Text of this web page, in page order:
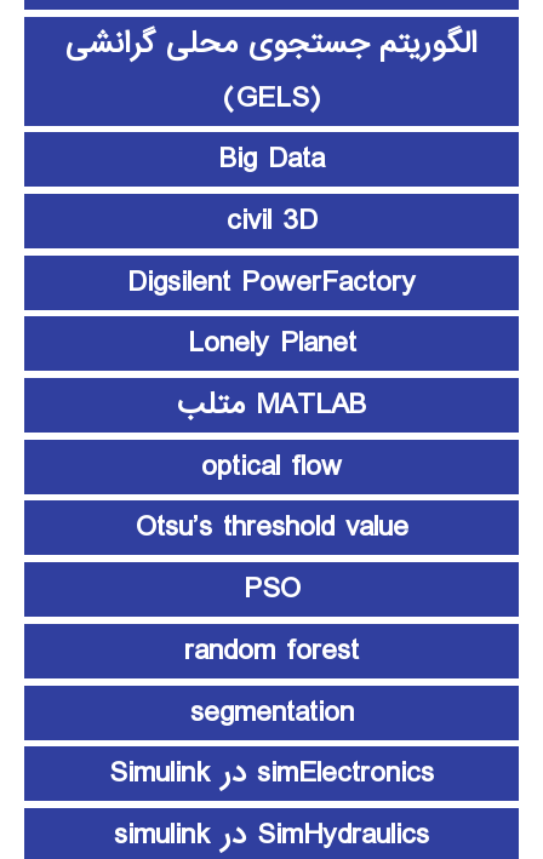
الگوریتم جستجوی محلی گرانشی
(GELS)
Big Data
civil 3D
Digsilent PowerFactory
Lonely Planet
MATLAB متلب
optical flow
Otsu’s threshold value
PSO
random forest
segmentation
simElectronics در Simulink
SimHydraulics در simulink